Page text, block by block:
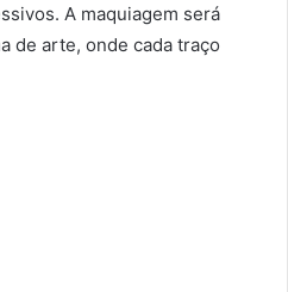
A maquiagem será
de arte, onde cada traço